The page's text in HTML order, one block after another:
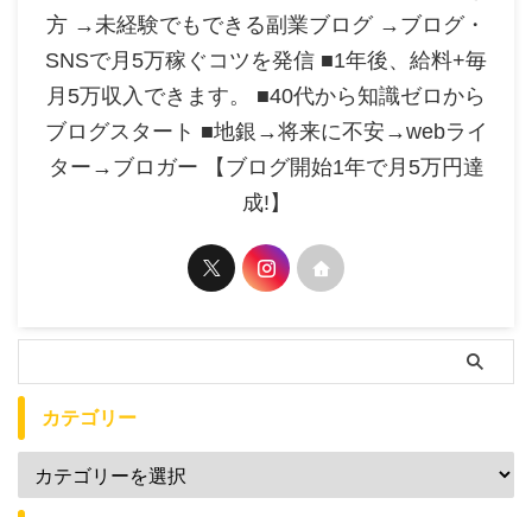
方 →未経験でもできる副業ブログ →ブログ・
SNSで月5万稼ぐコツを発信 ■1年後、給料+毎
月5万収入できます。 ■40代から知識ゼロから
ブログスタート ■地銀→将来に不安→webライ
ター→ブロガー 【ブログ開始1年で月5万円達
成!】
カテゴリー